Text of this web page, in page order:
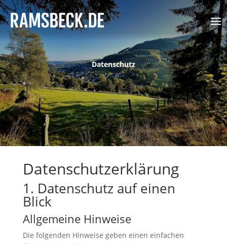
Datenschutz
Datenschutz­erklärung
1. Datenschutz auf einen
Blick
Allgemeine Hinweise
Die folgenden Hinweise geben einen einfachen